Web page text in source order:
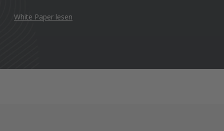
White Paper lesen